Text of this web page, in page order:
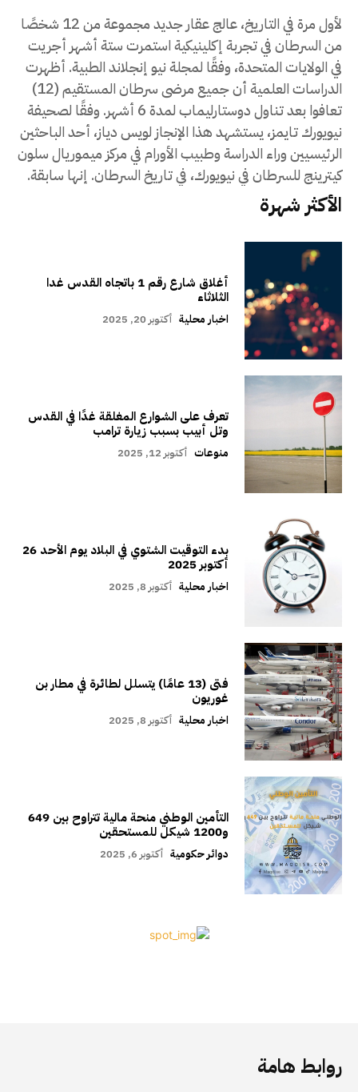
لأول مرة في التاريخ، عالج عقار جديد مجموعة من 12 شخصًا
من السرطان في تجربة إكلينيكية استمرت ستة أشهر أجريت
في الولايات المتحدة، وفقًا لمجلة نيو إنجلاند الطبية. أظهرت
الدراسات العلمية أن جميع مرضى سرطان المستقيم (12)
تعافوا بعد تناول دوستارليماب لمدة 6 أشهر. وفقًا لصحيفة
نيويورك تايمز، يستشهد هذا الإنجاز لويس دياز، أحد الباحثين
الرئيسيين وراء الدراسة وطبيب الأورام في مركز ميموريال سلون
كيترينج للسرطان في نيويورك، في تاريخ السرطان. إنها سابقة.
الأكثر شهرة
أغلاق شارع رقم 1 باتجاه القدس غدا
الثلاثاء
اخبار محلية أكتوبر 20, 2025
تعرف على الشوارع المغلقة غدًا في القدس
وتل أبيب بسبب زيارة ترامب
منوعات أكتوبر 12, 2025
بدء التوقيت الشتوي في البلاد يوم الأحد 26
أكتوبر 2025
اخبار محلية أكتوبر 8, 2025
فتى (13 عامًا) يتسلل لطائرة في مطار بن
غوريون
اخبار محلية أكتوبر 8, 2025
التأمين الوطني منحة مالية تتراوح بين 649
و1200 شيكل للمستحقين
دوائر حكومية أكتوبر 6, 2025
روابط هامة